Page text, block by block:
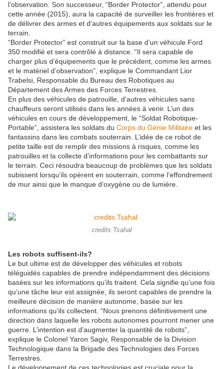
l’observation. Son successeur, “Border Protector”, attendu pour
cette année (2015), aura la capacité de surveiller les frontières et
de délivrer des armes et d’autres équipements aux soldats sur le
terrain.
“Border Protector” est construit sur la base d’un véhicule Ford
350 modifié et sera contrôlé à distance. “Il sera capable de
charger plus d’équipements que le précédent, comme les armes
et le matériel d’observation”, explique le Commandant Lior
Trabelsi, Responsable du Bureau des Robotiques au
Département des Armes des Forces Terrestres.
En plus des véhicules de patrouille, d’autres véhicules sans
chauffeurs seront utilisés dans les années à venir. L’un des
véhicules en cours de développement, le “Soldat Robotique-
Portable”, assistera les soldats du Corps du Génie Militaire et les
fantassins dans les combats souterrain. L’idée de ce robot de
petite taille est de remplir des missions à risques, comme les
patrouilles et la collecte d’informations pour les combattants sur
le terrain. Ceci résoudra beaucoup de problèmes que les soldats
subissent lorsqu’ils opèrent en souterrain, comme l’effondrement
de mur ainsi que le manque d’oxygène ou de lumière.
credits Tsahal
Les robots suffisent-ils?
Le but ultime est de développer des véhicules et robots
téléguidés capables de prendre indépendamment des décisions
basées sur les informations qu’ils traitent. Cela signifie qu’une fois
qu’une tâche leur est assignée, ils seront capables de prendre la
meilleure décision de manière autonome, basée sur les
informations qu’ils collectent. “Nous prenons définitivement une
direction dans laquelle les robots autonomes pourront mener une
guerre. L’intention est d’augmenter la quantité de robots”,
explique le Colonel Yaron Sagiv, Responsable de la Division
Technologique dans la Brigade des Technologies des Forces
Terrestres.